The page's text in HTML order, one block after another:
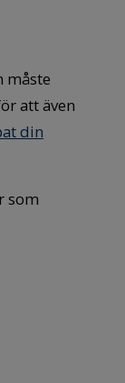
måste
att även
din
som